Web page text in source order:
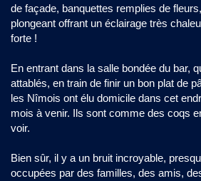
de façade, banquettes remplies de
plongeant offrant un éclairage très
forte !
En entrant dans la salle bondée du bar,
attablés, en train de finir un bon plat de
les Nîmois ont élu domicile dans cet
mois à venir. Ils sont comme des coqs
voir.
Bien sûr, il y a un bruit incroyable,
occupées par des familles, des amis,